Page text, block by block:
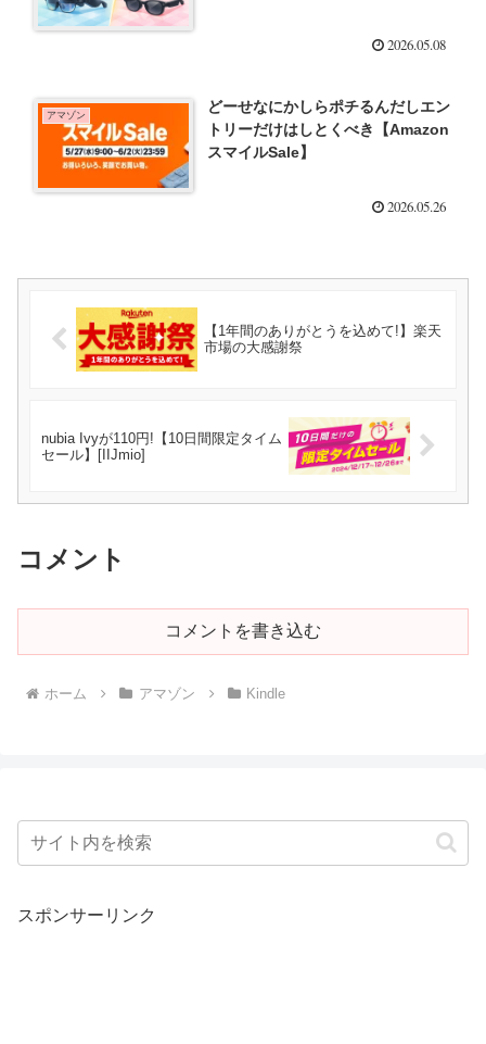
2026.05.08
アマゾン
どーせなにかしらポチるんだしエン
トリーだけはしとくべき【Amazon
スマイルSale】
2026.05.26
【1年間のありがとうを込めて!】楽天
市場の大感謝祭
nubia Ivyが110円!【10日間限定タイム
セール】[IIJmio]
コメント
コメントを書き込む
ホーム アマゾン Kindle
スポンサーリンク